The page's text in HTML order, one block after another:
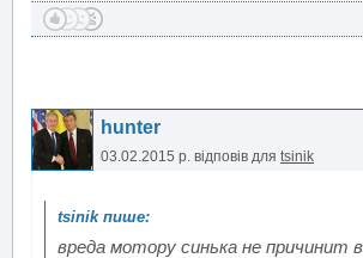
hunter
03.02.2015 р. відповів для tsinik
вреда мотору синька не причинит